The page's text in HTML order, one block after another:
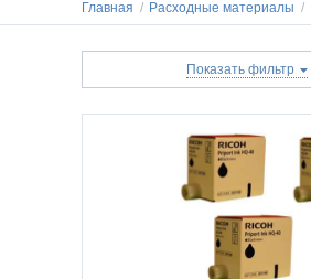
Главная / Расходные материалы /
Показать фильтр